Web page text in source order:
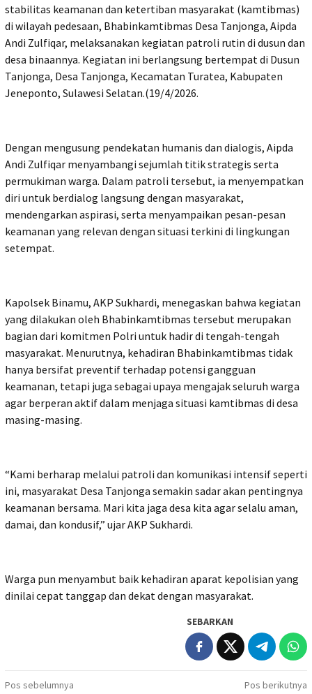
stabilitas keamanan dan ketertiban masyarakat (kamtibmas)
di wilayah pedesaan, Bhabinkamtibmas Desa Tanjonga, Aipda
Andi Zulfiqar, melaksanakan kegiatan patroli rutin di dusun dan
desa binaannya. Kegiatan ini berlangsung bertempat di Dusun
Tanjonga, Desa Tanjonga, Kecamatan Turatea, Kabupaten
Jeneponto, Sulawesi Selatan.(19/4/2026.
Dengan mengusung pendekatan humanis dan dialogis, Aipda
Andi Zulfiqar menyambangi sejumlah titik strategis serta
permukiman warga. Dalam patroli tersebut, ia menyempatkan
diri untuk berdialog langsung dengan masyarakat,
mendengarkan aspirasi, serta menyampaikan pesan-pesan
keamanan yang relevan dengan situasi terkini di lingkungan
setempat.
Kapolsek Binamu, AKP Sukhardi, menegaskan bahwa kegiatan
yang dilakukan oleh Bhabinkamtibmas tersebut merupakan
bagian dari komitmen Polri untuk hadir di tengah-tengah
masyarakat. Menurutnya, kehadiran Bhabinkamtibmas tidak
hanya bersifat preventif terhadap potensi gangguan
keamanan, tetapi juga sebagai upaya mengajak seluruh warga
agar berperan aktif dalam menjaga situasi kamtibmas di desa
masing-masing.
“Kami berharap melalui patroli dan komunikasi intensif seperti
ini, masyarakat Desa Tanjonga semakin sadar akan pentingnya
keamanan bersama. Mari kita jaga desa kita agar selalu aman,
damai, dan kondusif,” ujar AKP Sukhardi.
Warga pun menyambut baik kehadiran aparat kepolisian yang
dinilai cepat tanggap dan dekat dengan masyarakat.
SEBARKAN
Navigasi
Pos sebelumnya
Pos berikutnya